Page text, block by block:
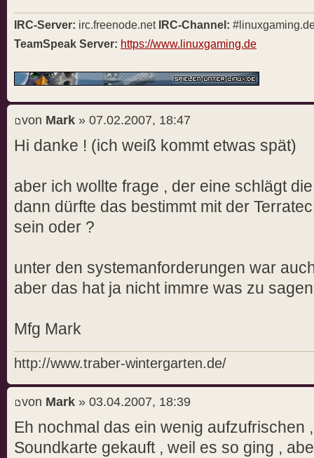
IRC-Server: irc.freenode.net IRC-Channel:
TeamSpeak Server: https://www.linuxgaming.de
von Mark » 07.02.2007, 18:47
Hi danke ! (ich weiß kommt etwas spät)
aber ich wollte frage , der eine schlägt
dann dürfte das bestimmt mit der
sein oder ?
unter den systemanforderungen war
aber das hat ja nicht immre was zu
Mfg Mark
http://www.traber-wintergarten.de/
von Mark » 03.04.2007, 18:39
Eh nochmal das ein wenig aufzufrischen
Soundkarte gekauft , weil es so ging ,